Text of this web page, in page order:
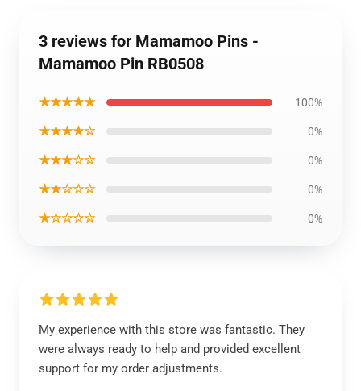
3 reviews for Mamamoo Pins -
Mamamoo Pin RB0508
★★★★★ 100%
★★★★☆ 0%
★★★☆☆ 0%
★★☆☆☆ 0%
★☆☆☆☆ 0%
My experience with this store was fantastic. They
were always ready to help and provided excellent
support for my order adjustments.